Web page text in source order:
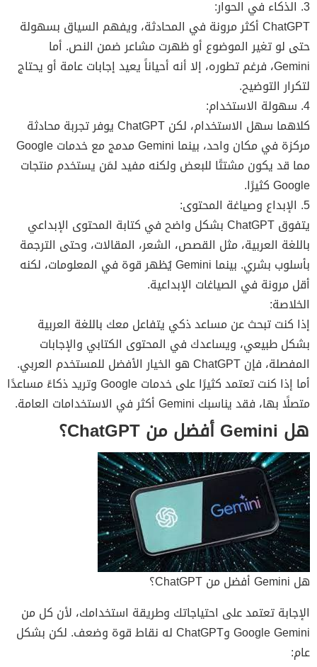
3. الذكاء في الحوار:
ChatGPT أكثر مرونة في المحادثة، ويفهم السياق بسهولة
حتى لو تغير الموضوع أو ظهرت مشاعر ضمن النص. أما
Gemini، فرغم تطوره، إلا أنه أحياناً يعيد إجابات عامة أو يحتاج
لتكرار التوضيح.
4. سهولة الاستخدام:
كلاهما سهل الاستخدام، لكن ChatGPT يوفر تجربة محادثة
مركزة في مكان واحد، بينما Gemini مدمج مع خدمات Google
مما قد يكون مشتتًا للبعض ولكنه مفيد لمَن يستخدم منتجات
Google كثيرًا.
5. الإبداع وصياغة المحتوى:
يتفوق ChatGPT بشكل واضح في كتابة المحتوى الإبداعي
باللغة العربية، مثل القصص، الشعر، المقالات، وحتى الترجمة
بأسلوب بشري. بينما Gemini يُظهر قوة في المعلومات، لكنه
أقل مرونة في الصياغات الإبداعية.
الخلاصة:
إذا كنت تبحث عن مساعد ذكي يتفاعل معك باللغة العربية
بشكل طبيعي، ويساعدك في المحتوى الكتابي والإجابات
المفصلة، فإن ChatGPT هو الخيار الأفضل للمستخدم العربي.
أما إذا كنت تعتمد كثيرًا على خدمات Google وتريد ذكاءً مساعدًا
متصلًا بها، فقد يناسبك Gemini أكثر في الاستخدامات العامة.
هل Gemini أفضل من ChatGPT؟
هل Gemini أفضل من ChatGPT؟
الإجابة تعتمد على احتياجاتك وطريقة استخدامك، لأن كل من
Google Gemini وChatGPT له نقاط قوة وضعف. لكن بشكل
عام: